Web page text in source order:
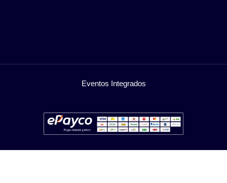
Eventos Integrados